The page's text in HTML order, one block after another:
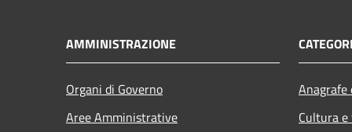
AMMINISTRAZIONE
Organi di Governo
Aree Amministrative
Cultura